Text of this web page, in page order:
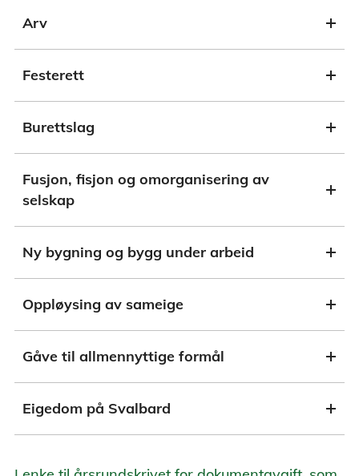
Arv
Festerett
Burettslag
Fusjon, fisjon og omorganisering av
selskap
Ny bygning og bygg under arbeid
Oppløysing av sameige
Gåve til allmennyttige formål
Eigedom på Svalbard